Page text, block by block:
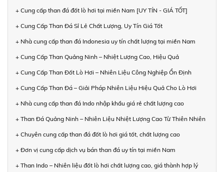
+ Cung cấp than đá đốt lò hơi tại miền Nam [UY TÍN - GIÁ TỐT]
+ Cung Cấp Than Đá Sỉ Lẻ Chất Lượng, Uy Tín Giá Tốt
+ Nhà cung cấp than đá Indonesia uy tín chất lượng tại miền Nam
+ Cung Cấp Than Quảng Ninh – Nhiệt Lượng Cao, Hiệu Quả
+ Cung Cấp Than Đốt Lò Hơi – Nhiên Liệu Công Nghiệp Ổn Định
+ Cung Cấp Than Đá – Giải Pháp Nhiên Liệu Hiệu Quả Cho Lò Hơi
+ Nhà cung cấp than đá Indo nhập khẩu giá rẻ chất lượng cao
+ Than Đá Quảng Ninh – Nhiên Liệu Nhiệt Lượng Cao Từ Thiên Nhiên
+ Chuyên cung cấp than đá đốt lò hơi giá tốt, chất lượng cao
+ Đơn vị cung cấp dịch vụ bán than đá uy tín tại miền Nam
+ Than Indo – Nhiên liệu đốt lò hơi chất lượng cao, giá thành hợp lý